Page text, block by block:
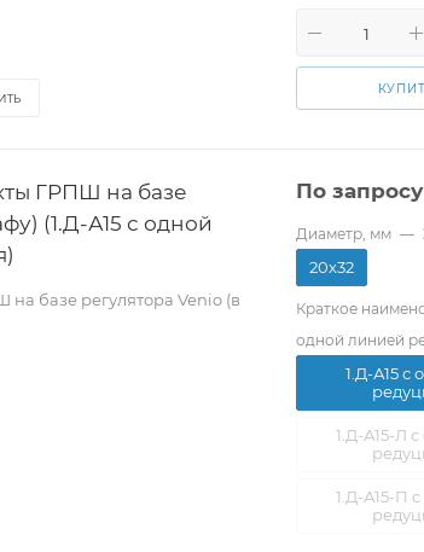
ГРПШ на базе
(1.Д-А15 с одной
базе регулятора Venio (в
По запросу
Диаметр, мм —
20х32
Краткое
одной линией
1.Д-А15 с
1.Д-А15-Л
1.Д-А15-П